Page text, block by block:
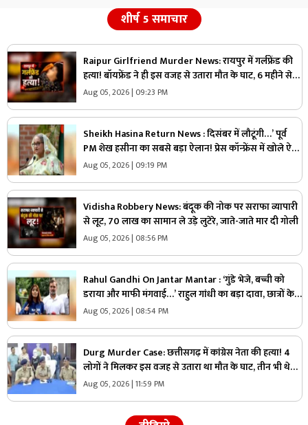
शीर्ष 5 समाचार
Raipur Girlfriend Murder News: रायपुर में गर्लफ्रेंड की
हत्या! बॉयफ्रेंड ने ही इस वजह से उतारा मौत के घाट, 6 महीने से
रह रहे थे लिव इन में
Aug 05, 2026 | 09:23 PM
Sheikh Hasina Return News : दिसंबर में लौटूंगी…’ पूर्व
PM शेख हसीना का सबसे बड़ा ऐलान! प्रेस कॉन्फ्रेंस में खोले ऐसे
राज, मच सकता है सियासी भूचाल
Aug 05, 2026 | 09:19 PM
Vidisha Robbery News: बंदूक की नोक पर सराफा व्यापारी
से लूट, 70 लाख का सामान ले उड़े लुटेरे, जाते-जाते मार दी गोली
Aug 05, 2026 | 08:56 PM
Rahul Gandhi On Jantar Mantar : ‘गुंडे भेजे, बच्ची को
डराया और माफी मंगवाई…’ राहुल गांधी का बड़ा दावा, छात्रों के
साथ खोला मोर्चा
Aug 05, 2026 | 08:54 PM
Durg Murder Case: छत्तीसगढ़ में कांग्रेस नेता की हत्या! 4
लोगों ने मिलकर इस वजह से उतारा था मौत के घाट, तीन भी थे
वारदात में शामिल
Aug 05, 2026 | 11:59 PM